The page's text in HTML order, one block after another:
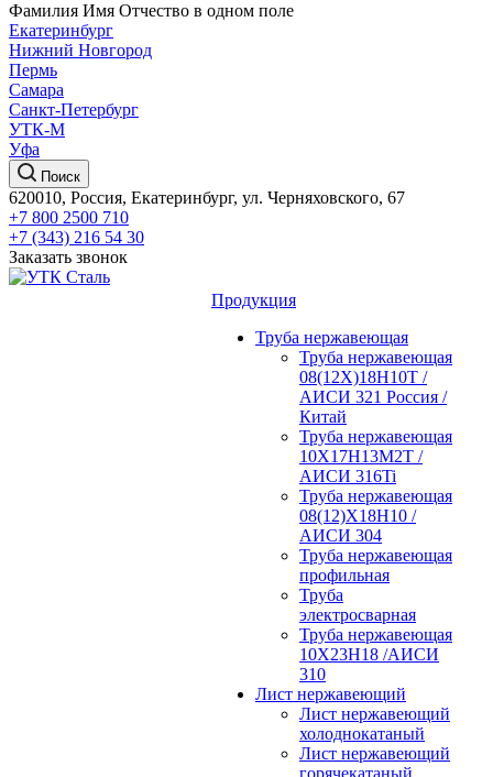
Фамилия Имя Отчество в одном поле
Екатеринбург
Нижний Новгород
Пермь
Самара
Санкт-Петербург
УТК-М
Уфа
Поиск
620010, Россия, Екатеринбург, ул. Черняховского, 67
+7 800 2500 710
+7 (343) 216 54 30
Заказать звонок
Продукция
Труба нержавеющая
Труба нержавеющая
08(12Х)18Н10Т /
АИСИ 321 Россия /
Китай
Труба нержавеющая
10Х17Н13М2Т /
АИСИ 316Ti
Труба нержавеющая
08(12)Х18Н10 /
АИСИ 304
Труба нержавеющая
профильная
Труба
электросварная
Труба нержавеющая
10Х23Н18 /АИСИ
310
Лист нержавеющий
Лист нержавеющий
холоднокатаный
Лист нержавеющий
горячекатаный